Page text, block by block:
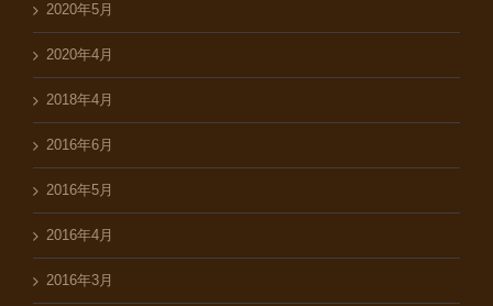
2020年5月
2020年4月
2018年4月
2016年6月
2016年5月
2016年4月
2016年3月